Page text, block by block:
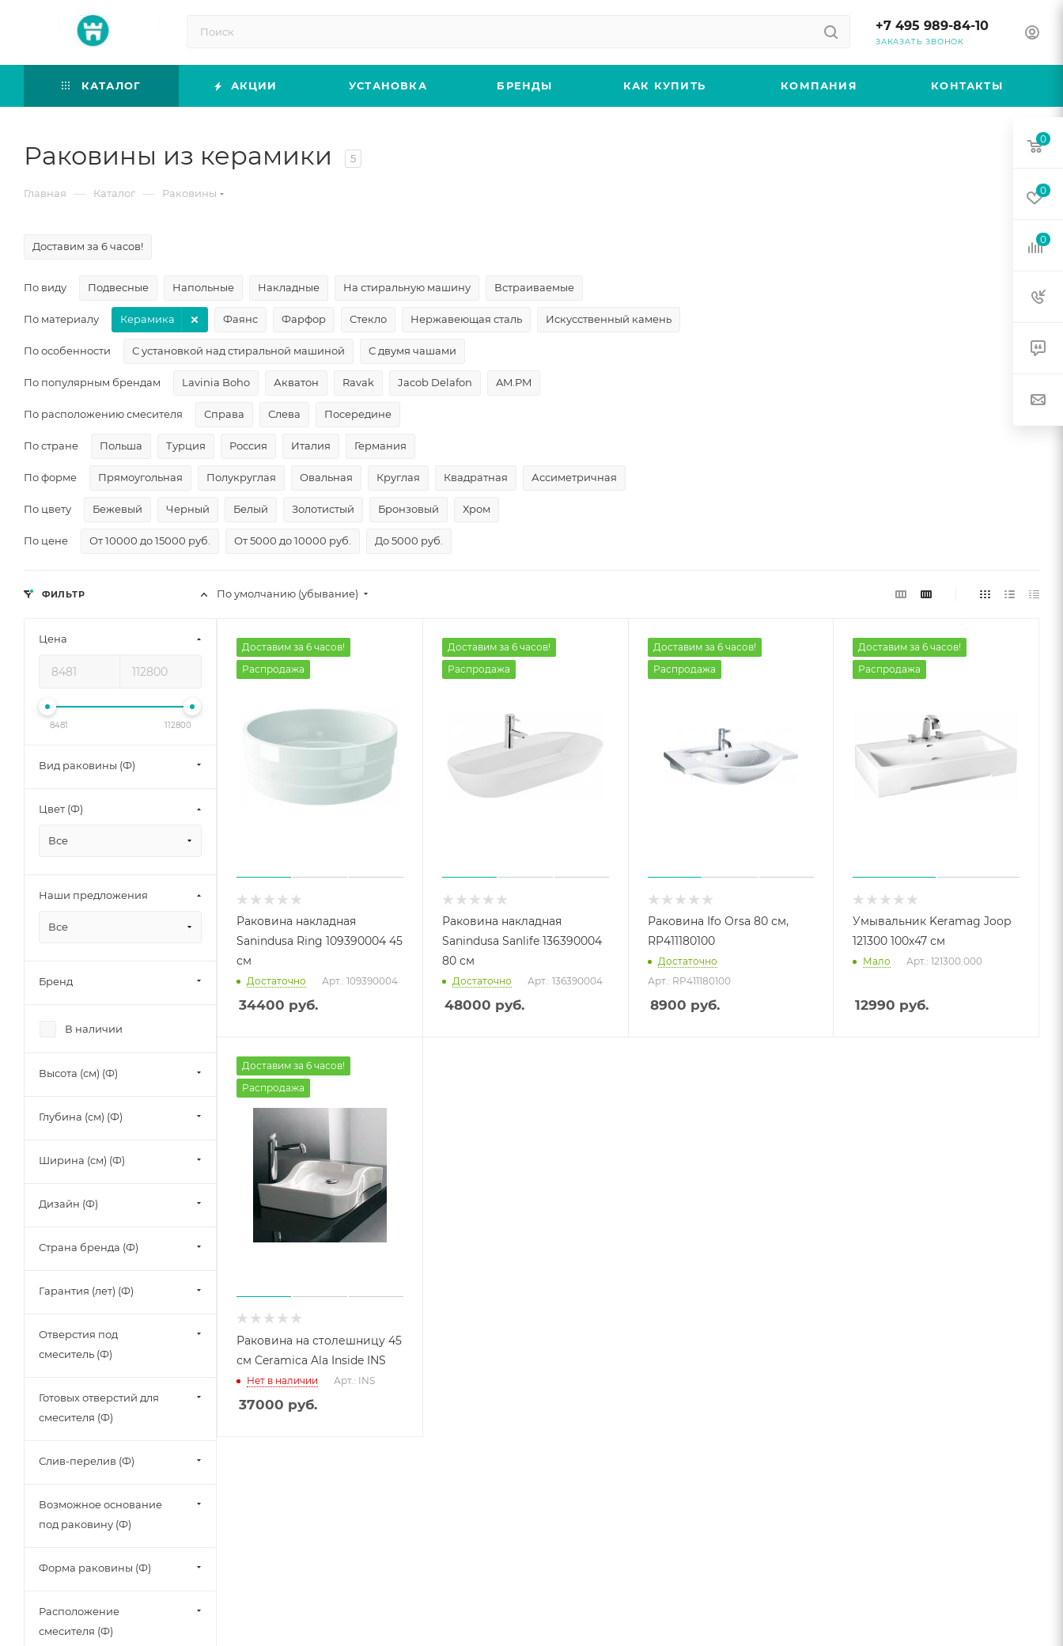
+7 495 989-84-10
ЗАКАЗАТЬ ЗВОНОК
КАТАЛОГ АКЦИИ УСТАНОВКА БРЕНДЫ КАК КУПИТЬ КОМПАНИЯ КОНТАКТЫ
Раковины из керамики 5
Главная — Каталог — Раковины
Доставим за 6 часов!
По виду Подвесные Напольные Накладные На стиральную машину Встраиваемые
По материалу Фаянс Фарфор Стекло Нержавеющая сталь
Керамика Искусственный камень
По особенности С установкой над стиральной машиной С двумя чашами
По популярным брендам Lavinia Boho Акватон Ravak Jacob Delafon AM.PM
По расположению смесителя Справа Слева Посередине
По стране Польша Турция Россия Италия Германия
По форме Прямоугольная Полукруглая Овальная Круглая Квадратная Ассиметричная
По цвету Бежевый Черный Белый Золотистый Бронзовый Хром
По цене От 10000 до 15000 руб. От 5000 до 10000 руб. До 5000 руб.
По умолчанию (убывание)
Доставим за 6 часов!
Распродажа
Раковина накладная
Sanindusa Ring 109390004 45
см
Достаточно Арт.: 109390004
34400 руб.
Доставим за 6 часов!
Распродажа
Раковина накладная
Sanindusa Sanlife 136390004
80 см
Достаточно Арт.: 136390004
48000 руб.
Доставим за 6 часов!
Распродажа
Раковина Ifo Orsa 80 см,
RP411180100
Достаточно
Арт.: RP411180100
8900 руб.
Доставим за 6 часов!
Распродажа
Умывальник Keramag Joop
121300 100х47 см
Мало Арт.: 121300.000
12990 руб.
Доставим за 6 часов!
Распродажа
Раковина на столешницу 45
см Ceramica Ala Inside INS
Нет в наличии Арт.: INS
37000 руб.
ФИЛЬТР
Цена
8481 112800
Вид раковины (Ф)
Цвет (Ф)
Все
Наши предложения
Все
Бренд
В наличии
Высота (см) (Ф)
Глубина (см) (Ф)
Ширина (см) (Ф)
Дизайн (Ф)
Страна бренда (Ф)
Гарантия (лет) (Ф)
Отверстия под
смеситель (Ф)
Готовых отверстий для
смесителя (Ф)
Слив-перелив (Ф)
Возможное основание
под раковину (Ф)
Форма раковины (Ф)
Расположение
смесителя (Ф)
0
0
0